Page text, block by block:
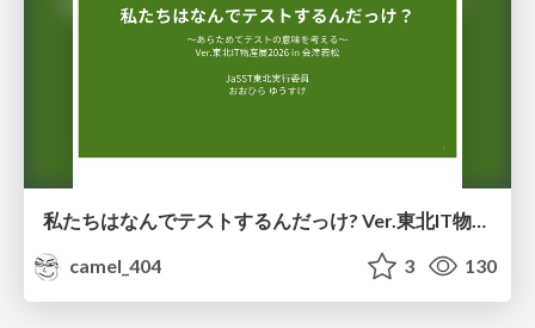
camel_404
3 130